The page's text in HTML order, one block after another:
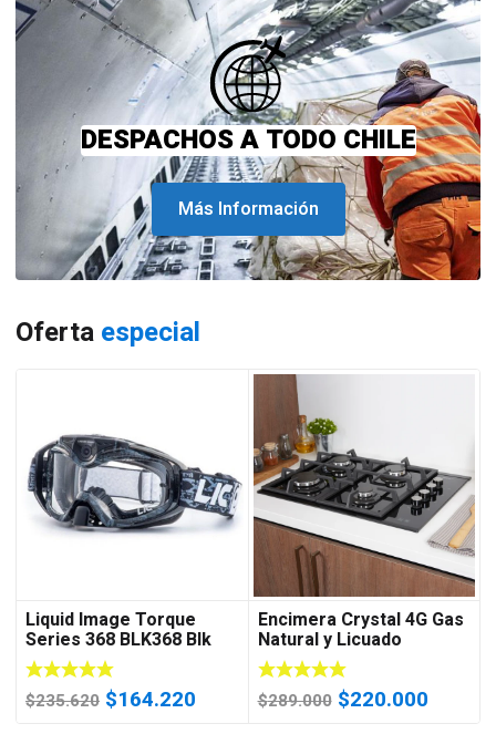
DESPACHOS A TODO CHILE
Más Información
Oferta especial
Liquid Image Torque
Series 368 BLK368 Blk
Goggles Water Resistant
Video Camera w
$235.620 El
$164.220
Encimera Crystal 4G Gas
Natural y Licuado
$289.000 El
$220.000El